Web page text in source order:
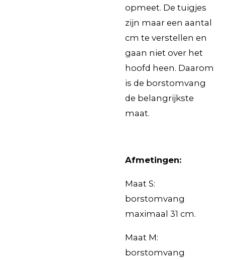
opmeet. De tuigjes
zijn maar een aantal
cm te verstellen en
gaan niet over het
hoofd heen. Daarom
is de borstomvang
de belangrijkste
maat.
Afmetingen:
Maat S:
borstomvang
maximaal 31 cm.
Maat M:
borstomvang